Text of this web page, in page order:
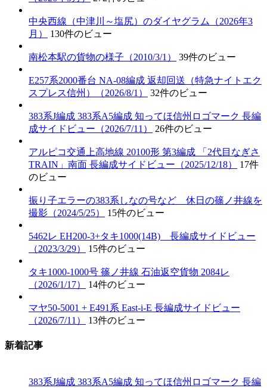
中央西線（中津川～塩尻）のダイヤグラム（2026年3
月）
130件のビュー
南松本駅の貨物の様子（2010/3/1） 39件のビュー
E257系2000番台 NA-08編成 返却回送（特急ナイトエク
スプレス信州）（2026/8/1）
32件のビュー
383系J編成 383系A5編成 知ってほ信州ロゴマーク 長編
成サイドビュー（2026/7/11）
26件のビュー
アルピコ交通上高地線 20100形 第3編成 「2代目なぎさ
TRAIN」南面 長編成サイドビュー（2025/12/18）
17件
のビュー
振り子エラーの383系しなの号など 休日の篠ノ井線を
撮影（2024/5/25）
15件のビュー
5462レ EH200-3+タキ1000(14B) 長編成サイドビュー
（2023/3/29）
15件のビュー
タキ1000-1000号 篠ノ井線 石油返空貨物 2084レ
（2026/1/17）
14件のビュー
マヤ50-5001 + E491系 East-i-E 長編成サイドビュー
（2026/7/11）
13件のビュー
新着記事
383系J編成 383系A5編成 知ってほ信州ロゴマーク 長編